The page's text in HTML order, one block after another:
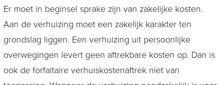
Er moet in beginsel sprake zijn van zakelijke kosten.
Aan de verhuizing moet een zakelijk karakter ten
grondslag liggen. Een verhuizing uit persoonlijke
overwegingen levert geen aftrekbare kosten op. Dan is
ook de forfaitaire verhuiskostenaftrek niet van